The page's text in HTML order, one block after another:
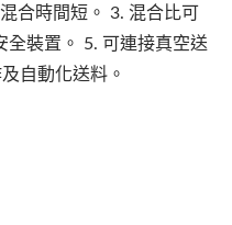
合時間短。 3. 混合比可
裝置。 5. 可連接真空送
自動化送料。